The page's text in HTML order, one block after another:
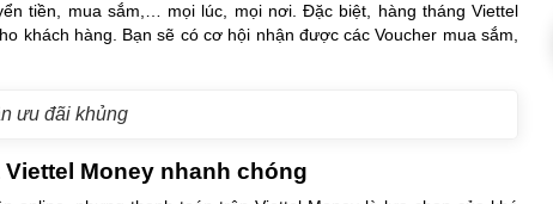
tiền, mua sắm,… mọi lúc, mọi nơi. Đặc biệt, hàng tháng Viettel
khách hàng. Bạn sẽ có cơ hội nhận được các Voucher mua sắm,
ưu đãi khủng
Money nhanh chóng